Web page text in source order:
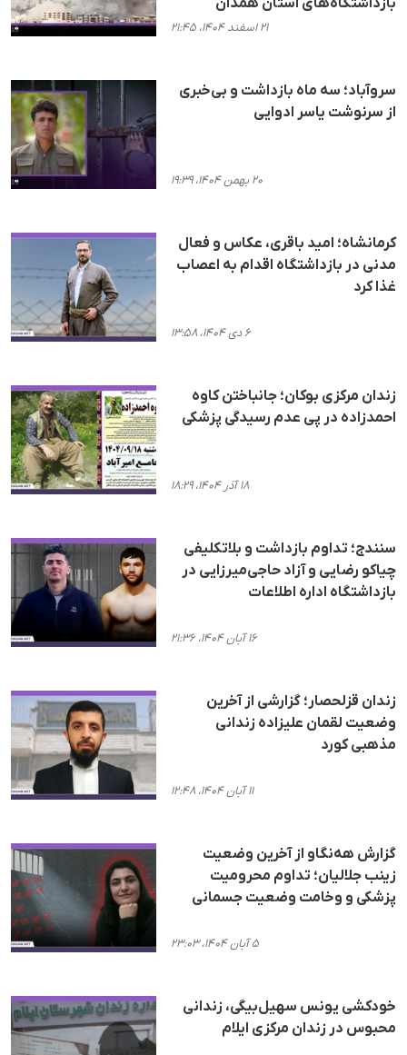
۲۱ اسفند ۱۴۰۴، ۲۱:۴۵
سروآباد؛ سه ماه بازداشت و بی‌خبری
از سرنوشت یاسر ادوایی
۲۰ بهمن ۱۴۰۴، ۱۹:۳۹
کرمانشاه؛ امید باقری، عکاس و فعال
مدنی در بازداشتگاه اقدام به اعصاب
غذا کرد
۶ دی ۱۴۰۴، ۱۳:۵۸
زندان مرکزی بوکان؛ جانباختن کاوە
احمدزادە در پی عدم رسیدگی پزشکی
۱۸ آذر ۱۴۰۴، ۱۸:۲۹
سنندج؛ تداوم بازداشت و بلاتکلیفی
چیاکو رضایی و آزاد حاجی‌میرزایی در
بازداشتگاه ادارە اطلاعات
۱۶ آبان ۱۴۰۴، ۲۱:۳۶
زندان قزلحصار؛ گزارشی از آخرین
وضعیت لقمان علیزاده زندانی
مذهبی کورد
۱۱ آبان ۱۴۰۴، ۱۲:۴۸
گزارش هه‌نگاو از آخرین وضعیت
زینب جلالیان؛ تداوم محرومیت
پزشکی و وخامت وضعیت جسمانی
۵ آبان ۱۴۰۴، ۲۳:۰۳
خودکشی یونس سهیل‌بیگی، زندانی
محبوس در زندان مرکزی ایلام